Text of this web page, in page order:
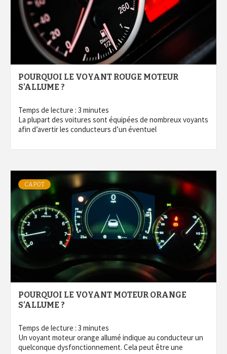
POURQUOI LE VOYANT ROUGE MOTEUR
S’ALLUME ?
Temps de lecture : 3 minutes
La plupart des voitures sont équipées de nombreux voyants
afin d’avertir les conducteurs d’un éventuel
CAPOT
POURQUOI LE VOYANT MOTEUR ORANGE
S’ALLUME ?
Temps de lecture : 3 minutes
Un voyant moteur orange allumé indique au conducteur un
quelconque dysfonctionnement. Cela peut être une